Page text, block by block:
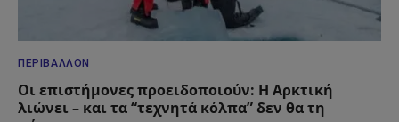
ΠΕΡΙΒΆΛΛΟΝ
Οι επιστήμονες προειδοποιούν: Η Αρκτική
λιώνει – και τα “τεχνητά κόλπα” δεν θα τη